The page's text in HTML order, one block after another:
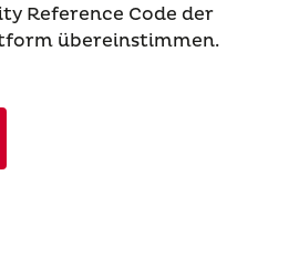
Reference Code der
übereinstimmen.